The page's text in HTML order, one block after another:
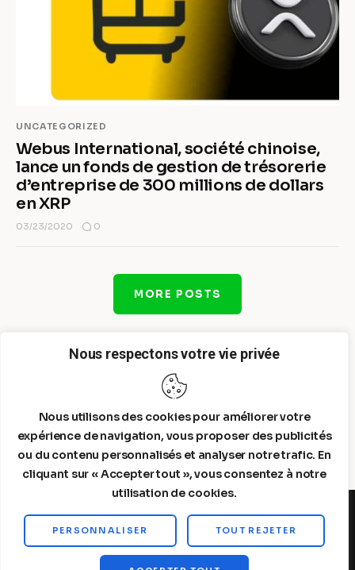
Nous respectons votre vie privée
Nous utilisons des cookies pour améliorer votre
expérience de navigation, vous proposer des publicités
ou du contenu personnalisés et analyser notre trafic. En
cliquant sur « Accepter tout », vous consentez à notre
utilisation de cookies.
PERSONNALISER TOUT REJETER
UNCATEGORIZED
Webus International, société chinoise,
lance un fonds de gestion de trésorerie
d’entreprise de 300 millions de dollars
en XRP
03/23/2020 0
MORE POSTS